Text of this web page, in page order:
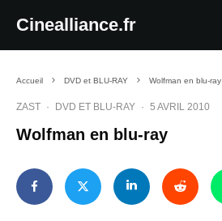
Cinealliance.fr
Accueil DVD et BLU-RAY Wolfman en blu-ray
ZAST · DVD ET BLU-RAY · 5 AVRIL 2010
Wolfman en blu-ray